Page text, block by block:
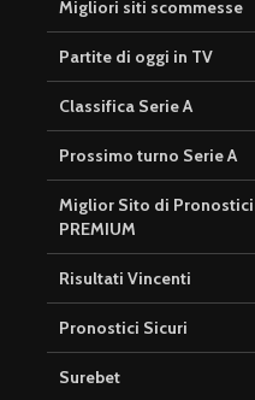
Migliori siti scommesse
Partite di oggi in TV
Classifica Serie A
Prossimo turno Serie A
Miglior Sito di
PREMIUM
Risultati Vincenti
Pronostici Sicuri
Surebet